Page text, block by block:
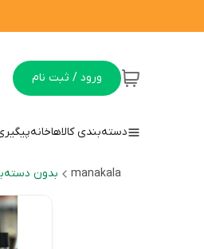
ورود / ثبت نام
دسته‌بندی کالاهاخانه
manakala بدون